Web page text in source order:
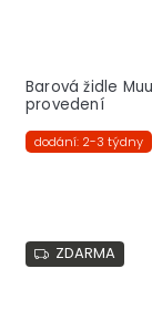
Barová židle
provedení
dodání: 2-3 týdny
ZDARMA